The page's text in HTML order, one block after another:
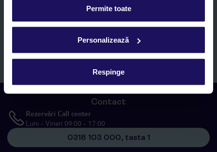
Permite toate
Personalizează
Respinge
Sunt de acord cu prelucrarea datelor mele personale de către TUI
inclusiv utilizarea așa-numitelor sisteme de apelare automată.
Înscrieți-vă
Contact
Rezervări Call center
Luni - Vineri 09:00 - 17:00
0318 103 000, tasta 1